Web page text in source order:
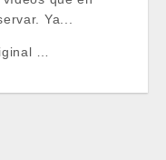
Ya...
…